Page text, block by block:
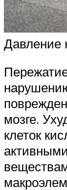
Давление
мозге.
клеток